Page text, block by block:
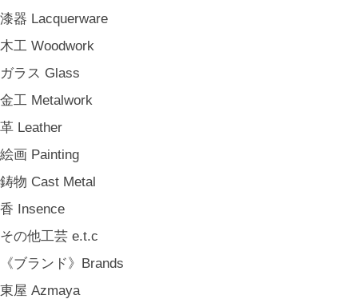
漆器 Lacquerware
木工 Woodwork
ガラス Glass
金工 Metalwork
革 Leather
絵画 Painting
鋳物 Cast Metal
香 Insence
その他工芸 e.t.c
《ブランド》Brands
東屋 Azmaya